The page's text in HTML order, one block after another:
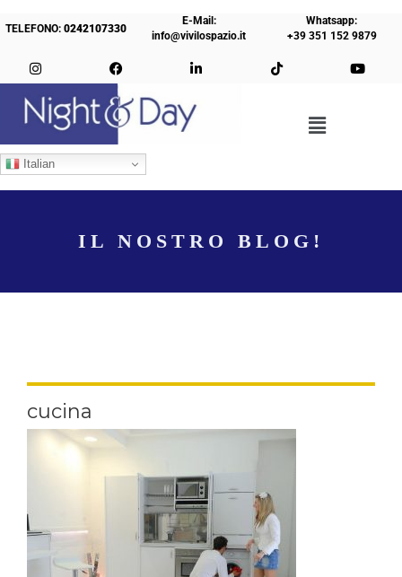
TELEFONO:0242107330
E-Mail:
info@vivilospazio.it
Whatsapp:
+39 351 152 9879
Italian
IL NOSTRO BLOG!
cucina